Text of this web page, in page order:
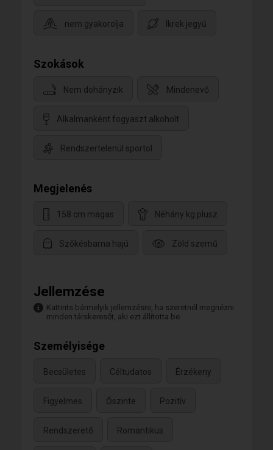
nem gyakorolja Ikrek jegyű
Szokások
Nem dohányzik Mindenevő
Alkalmanként fogyaszt alkoholt
Rendszertelenül sportol
Megjelenés
158 cm magas Néhány kg plusz
Szőkésbarna hajú Zöld szemű
Jellemzése
Kattints bármelyik jellemzésre, ha szeretnél megnézni
minden társkeresőt, aki ezt állította be.
Személyisége
Becsületes Céltudatos Érzékeny
Figyelmes Őszinte Pozitív
Rendszerető Romantikus